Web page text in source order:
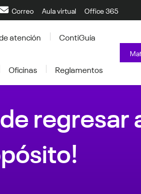
Correo Aula virtual Office 365
atención ContiGuía
Oficinas Reglamentos
regresar